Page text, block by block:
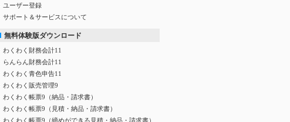
ユーザー登録
サポート＆サービスについて
無料体験版ダウンロード
わくわく財務会計11
らんらん財務会計11
わくわく青色申告11
わくわく販売管理9
わくわく帳票9（納品・請求書）
わくわく帳票9（見積・納品・請求書）
わくわく帳票9（締めができる見積・納品・請求書）